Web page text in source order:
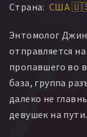
Jeffery Craig
Bruce Tillet
Roy
Страна: США
Энтомолог
отправляется
пропавшего во
база, группа
далеко не
девушек на
гигантских ос-